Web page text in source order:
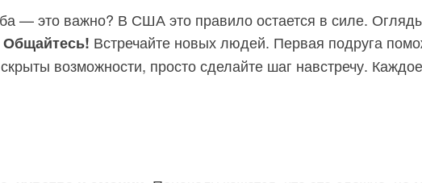
— это важно? В США это правило остается в силе.
Общайтесь! Встречайте новых людей. Первая подруга
возможности, просто сделайте шаг навстречу.